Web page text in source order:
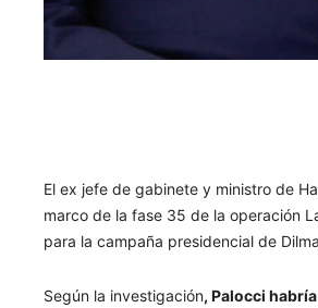
El ex jefe de gabinete y ministro de
marco de la fase 35 de la operación
para la campaña presidencial de
Según la investigación, Palocci